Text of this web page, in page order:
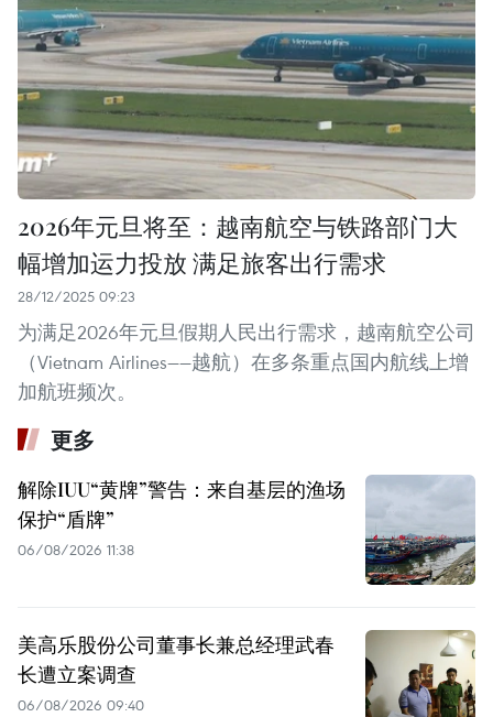
2026年元旦将至：越南航空与铁路部门大
幅增加运力投放 满足旅客出行需求
28/12/2025 09:23
为满足2026年元旦假期人民出行需求，越南航空公司
（Vietnam Airlines——越航）在多条重点国内航线上增
加航班频次。
更多
解除IUU“黄牌”警告：来自基层的渔场
保护“盾牌”
06/08/2026 11:38
美高乐股份公司董事长兼总经理武春
长遭立案调查
06/08/2026 09:40